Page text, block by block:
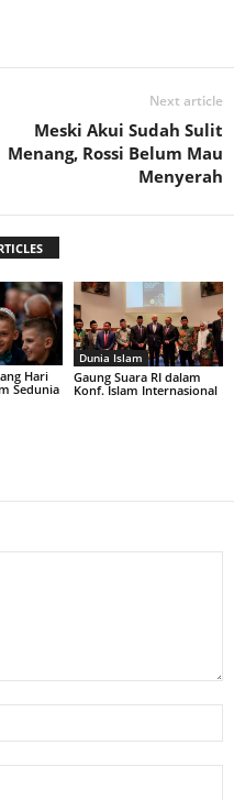
Next article
Meski Akui Sudah Sulit
Menang, Rossi Belum Mau
Menyerah
Hari
Sedunia
Dunia Islam
Gaung Suara RI dalam
Konf. Islam Internasional